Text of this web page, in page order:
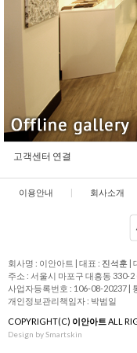
고객센터 연결
이용안내 | 회사소개
회사명 : 이안아트 | 대표 : 진석훈 |
주소 : 서울시 마포구 대흥동 330-
사업자등록번호 : 106-08-20237 |
개인정보관리책임자 : 박범일
COPYRIGHT(C) 이안아트 ALL